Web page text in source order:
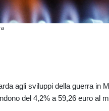
agli sviluppi della guerra in
del 4,2% a 59,26 euro al